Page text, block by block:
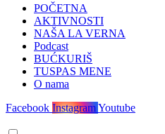
POČETNA
AKTIVNOSTI
NAŠA LA VERNA
Podcast
BUĆKURIŠ
TUSPAS MENE
O nama
Facebook InstagramYoutube